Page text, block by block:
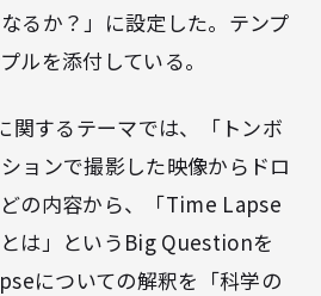
るか？」に設定した。テンプ
ルを添付している。
するテーマでは、「トンボ
ョンで撮影した映像からドロ
の内容から、「Time Lapse
は」というBig Questionを
についての解釈を「科学の